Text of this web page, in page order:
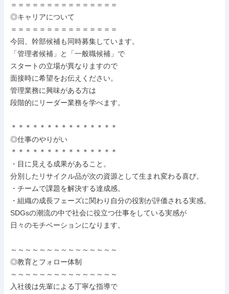
＝＝＝＝＝＝＝＝＝＝＝＝＝＝＝
◎キャリアについて
＝＝＝＝＝＝＝＝＝＝＝＝＝＝＝
今回、幹部候補も同時募集しています。
「管理者候補」と「一般職候補」で
スタートの立場が異なりますので
面接時に希望をお伝えください。
管理業務に興味がある方は
段階的にリーダー業務を学べます。
＊＊＊＊＊＊＊＊＊＊＊＊＊＊＊
◎仕事のやりがい
＊＊＊＊＊＊＊＊＊＊＊＊＊＊＊
・目に見える成果があること。
分別したリサイクル品が次の資源として生まれ変わる喜び。
・チームで課題を解決する達成感。
・組織の成長フェーズに関わり自分の役割が評価される実感。
SDGsの潮流の中で社会に役立つ仕事をしている実感が
日々のモチベーションになります。
～～～～～～～～～～～～～～～
◎教育とフォロー体制
～～～～～～～～～～～～～～～
入社後は先輩による丁寧な指導で